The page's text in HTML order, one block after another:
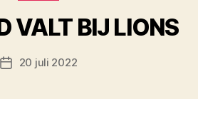
VALT BIJ LIONS
Berichtdatum
20 juli 2022